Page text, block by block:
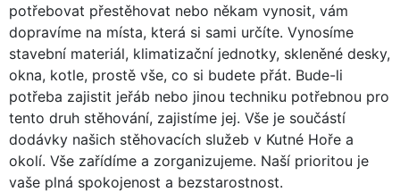
potřebovat přestěhovat nebo někam vynosit, vám
dopravíme na místa, která si sami určíte. Vynosíme
stavební materiál, klimatizační jednotky, skleněné desky,
okna, kotle, prostě vše, co si budete přát. Bude-li
potřeba zajistit jeřáb nebo jinou techniku potřebnou pro
tento druh stěhování, zajistíme jej. Vše je součástí
dodávky našich stěhovacích služeb v Kutné Hoře a
okolí. Vše zařídíme a zorganizujeme. Naší prioritou je
vaše plná spokojenost a bezstarostnost.